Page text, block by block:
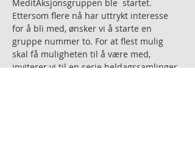
MeditAksjonsgruppen ble  startet.
Ettersom flere nå har uttrykt interesse
for å bli med, ønsker vi å starte en
gruppe nummer to. For at flest mulig
skal få muligheten til å være med,
inviterer vi til en serie heldagssamlinger